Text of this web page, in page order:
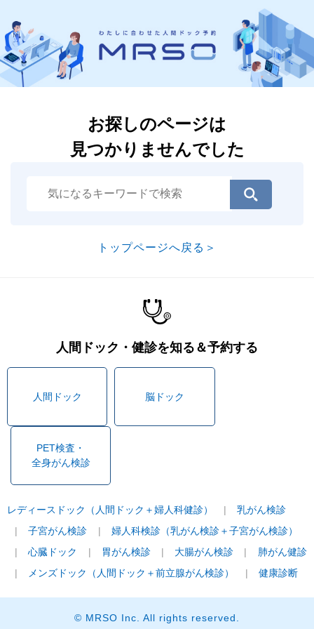
お探しのページは
見つかりませんでした
トップページへ戻る＞
人間ドック・健診を知る＆予約する
人間ドック 脳ドック
PET検査・
全身がん検診
レディースドック（人間ドック＋婦人科健診）
乳がん検診
子宮がん検診
婦人科検診（乳がん検診＋子宮がん検診）
心臓ドック
胃がん検診 大腸がん検診
肺がん健診
メンズドック（人間ドック＋前立腺がん検診）
健康診断
© MRSO Inc. All rights reserved.